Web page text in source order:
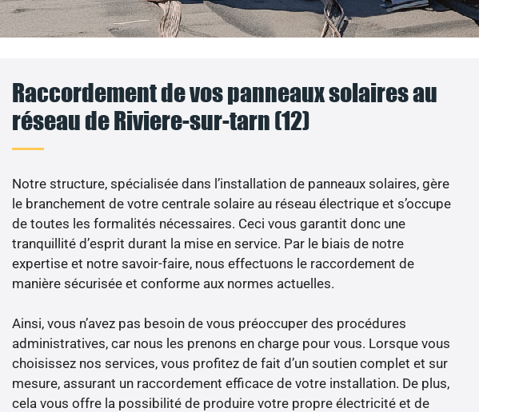
Raccordement de vos panneaux solaires au
réseau de Riviere-sur-tarn (12)
Notre structure, spécialisée dans l’installation de panneaux solaires, gère
le branchement de votre centrale solaire au réseau électrique et s’occupe
de toutes les formalités nécessaires. Ceci vous garantit donc une
tranquillité d’esprit durant la mise en service. Par le biais de notre
expertise et notre savoir-faire, nous effectuons le raccordement de
manière sécurisée et conforme aux normes actuelles.
Ainsi, vous n’avez pas besoin de vous préoccuper des procédures
administratives, car nous les prenons en charge pour vous. Lorsque vous
choisissez nos services, vous profitez de fait d’un soutien complet et sur
mesure, assurant un raccordement efficace de votre installation. De plus,
cela vous offre la possibilité de produire votre propre électricité et de